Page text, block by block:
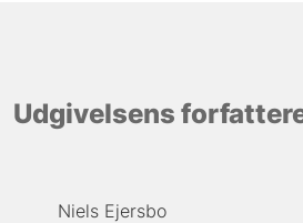
Udgivelsens
Niels Ejersbo